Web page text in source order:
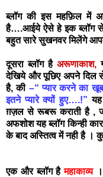
ब्लॉग की इस महफ़िल में
है….आईये ऐसे हे इक ब्लॉग
बहुत सारे सुखनवर मिलेंगे
दूसरा ब्लॉग है अरूणाकाश,
देखिये और पूछिए अपने दिल
है, की –“ प्यार करने का
इतने प्यारे क्यों हुए….!”
ग़ज़ल से रूबरू कराती है ,
अफशोश यह ब्लॉग किन्ही
के बाद अस्तित्व में नही है ।
एक और ब्लॉग हैमहाकाव्य